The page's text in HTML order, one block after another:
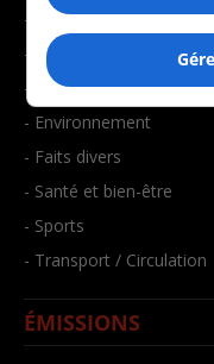
- Culture
- Économie
- Éducation
- Environnement
- Faits divers
- Santé et bien-être
- Sports
- Transport / Circulation
ÉMISSIONS